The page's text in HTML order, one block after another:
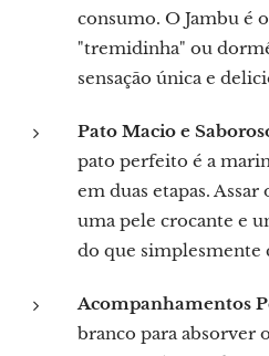
consumo. O Jambu é
"tremidinha" ou
sensação única e
Pato Macio e
pato perfeito é a
em duas etapas.
uma pele crocante e
do que simplesmente
Acompanhamentos
branco para absorver